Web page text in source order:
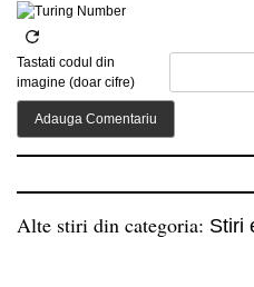
Tastati codul din
imagine (doar cifre)
Alte stiri din categoria: Stiri